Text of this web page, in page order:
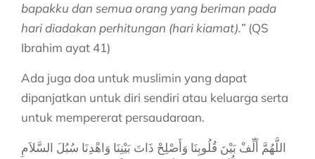
bapakku dan semua orang yang beriman pada
hari diadakan perhitungan (hari kiamat).” (QS
Ibrahim ayat 41)
Ada juga doa untuk muslimin yang dapat
dipanjatkan untuk diri sendiri atau keluarga serta
untuk mempererat persaudaraan.
اللَّهُمَّ أَلِّفْ بَيْنَ قُلُوبِنَا وَأَصْلِحْ ذَاتَ بَيْنِنَا وَاهْدِنَا سُبُلَ السَّلاَمِ